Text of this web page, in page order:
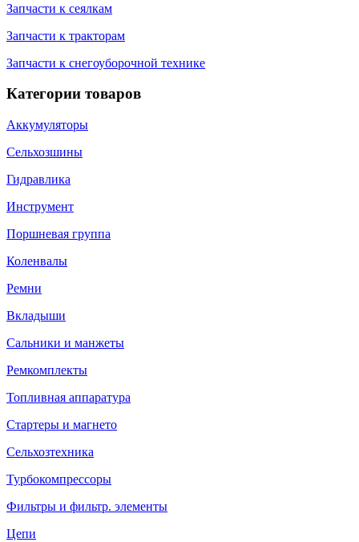
Запчасти к сеялкам
Запчасти к тракторам
Запчасти к снегоуборочной технике
Категории товаров
Аккумуляторы
Сельхозшины
Гидравлика
Инструмент
Поршневая группа
Коленвалы
Ремни
Вкладыши
Сальники и манжеты
Ремкомплекты
Топливная аппаратура
Стартеры и магнето
Сельхозтехника
Турбокомпрессоры
Фильтры и фильтр. элементы
Цепи